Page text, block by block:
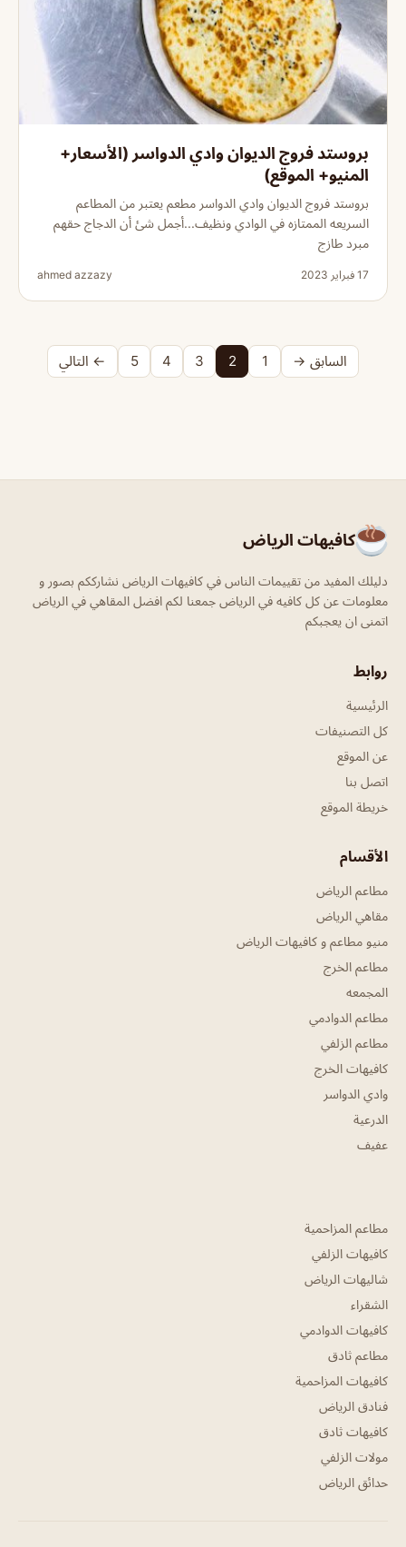
بروستد فروج الديوان وادي الدواسر (الأسعار+
المنيو+ الموقع)
بروستد فروج الديوان وادي الدواسر مطعم يعتبر من المطاعم
السريعه الممتازه في الوادي ونظيف...أجمل شئ أن الدجاج حقهم
مبرد طازج
17 فبراير 2023 ahmed azzazy
السابق → 1
2
3
4
5 ← التالي
كافيهات الرياض
دليلك المفيد من تقييمات الناس في كافيهات الرياض نشارككم بصور و
معلومات عن كل كافيه في الرياض جمعنا لكم افضل المقاهي في الرياض
اتمنى ان يعجبكم
روابط
الرئيسية
كل التصنيفات
عن الموقع
اتصل بنا
خريطة الموقع
الأقسام
مطاعم الرياض
مقاهي الرياض
منيو مطاعم و كافيهات الرياض
مطاعم الخرج
المجمعه
مطاعم الدوادمي
مطاعم الزلفي
كافيهات الخرج
وادي الدواسر
الدرعية
عفيف
مطاعم المزاحمية
كافيهات الزلفي
شاليهات الرياض
الشقراء
كافيهات الدوادمي
مطاعم ثادق
كافيهات المزاحمية
فنادق الرياض
كافيهات ثادق
مولات الزلفي
حدائق الرياض